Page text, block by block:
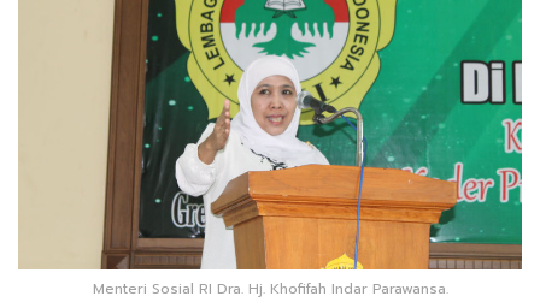
Menteri Sosial RI Dra. Hj. Khofifah Indar Parawansa.